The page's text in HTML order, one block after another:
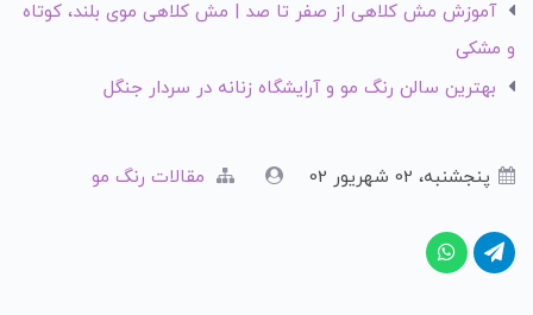
آموزش مش کلاهی از صفر تا صد | مش کلاهی موی بلند، کوتاه
و مشکی
بهترین سالن رنگ مو و آرایشگاه زنانه در سردار جنگل
پنجشنبه، 02 شهریور 02 مقالات رنگ مو